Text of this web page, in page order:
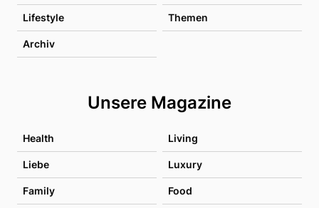
Lifestyle Themen
Archiv
Unsere Magazine
Health Living
Liebe Luxury
Family Food